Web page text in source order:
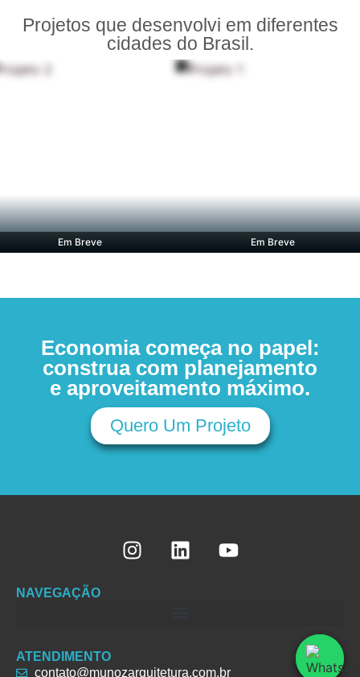
Projetos que desenvolvi em diferentes
cidades do Brasil.
Em Breve Em Breve
Economia começa no papel:
construa com planejamento
e aproveitamento máximo.
Quero Um Projeto
NAVEGAÇÃO
ATENDIMENTO
contato@munozarquitetura.com.br